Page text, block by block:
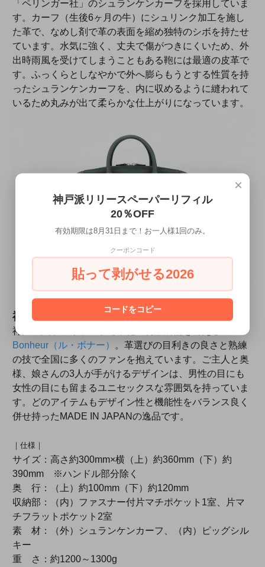
「ペリンガー社」のシュランケンカーフを採用していま
す。カーフ（生後6ヶ月の牛）にシュリンク加工を施し
た革で、なめし剤で革の表面を縮め独特のシボを持たせ
ています。水気に強く、丈夫で傷がつきにくいため、外
出時雨風を受けてしまうこともある鞄には最適の皮革で
す。ふっくらとしなやかで外へ膨らもうとする性質を持
ったシュランケンカーフを、内に収めるように縫われて
いるため丸みが出て柔らかな仕上がりになっています。
神戸の革鞄工房Le Bonheur（ル・ボナー）
神戸・六甲アイランドで革鞄工房兼店舗を構える
Bonheur（ル・ボナー）
。革選びの目利きの良さと熟練
の技で全国に多くのファンを抱えています。ご主人と奥
様、娘さんの3人が手がけるデザインは、男性の目にも
女性の目にも留まるユニセックスな雰囲気を持っていま
す。どのアイテムもデザイン性と機能性をバランス良く
併せ持ったMADE IN JAPANの逸品です。
｜仕様｜
サイズ：高さ約300mm×横（上）約360mm（下）約
390mm ※ハンドル部分除く
奥 行：（上）約100mm（下）約120mm
収納部：（内）ファスナー付片マチポケット1室、片マ
チフラットポケット2室
素 材：（外）シュランケンカーフ、（内）ピッグシル
キー
重 さ：約1200～1300g
×
神戸派リリースペーパーリフィル
20％OFF
有効期限は8月31日まで！お一人様1回のみ。
クーポンコード
貼って剥がせる2026
コードをコピー